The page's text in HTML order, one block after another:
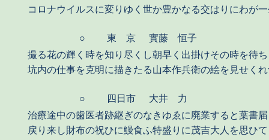
コロナウイルスに変りゆく世か豊かなる交はりにわが
○ 東 京
實藤 恒子
撮る花の輝く時を知り尽くし朝早く出掛けその時を待
坑内の仕事を克明に描きたる山本作兵衛の絵を見せく
○ 四日市
大井 力
治療途中の歯医者跡継ぎのなきゆゑに廃業すると葉書
戻り来し財布の祝ひに鰻食ふ特盛りに茂吉大人を思ひて